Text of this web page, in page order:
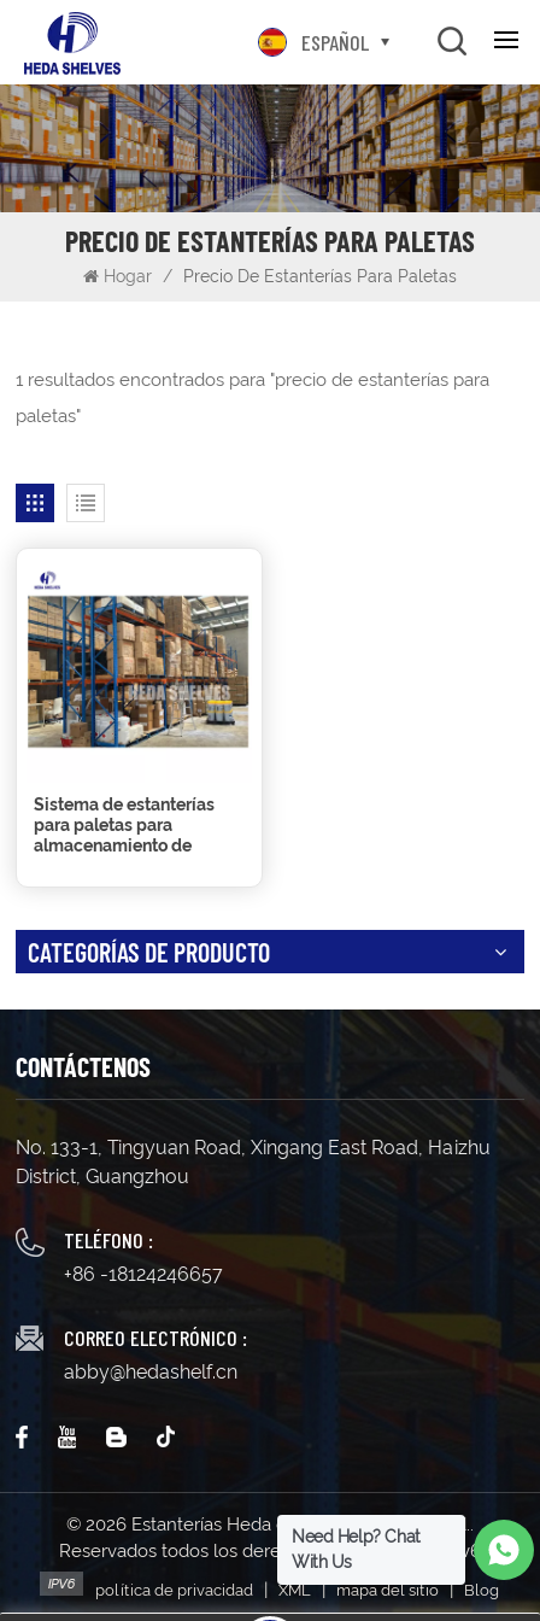
ESPAÑOL
PRECIO DE ESTANTERÍAS PARA PALETAS
Hogar / Precio De Estanterías Para Paletas
1 resultados encontrados para "precio de estanterías para
paletas"
Sistema de estanterías
para paletas para
almacenamiento de
almacén
CATEGORÍAS DE PRODUCTO
CONTÁCTENOS
No. 133-1, Tingyuan Road, Xingang East Road, Haizhu
District, Guangzhou
TELÉFONO :
+86 -18124246657
CORREO ELECTRÓNICO :
abby@hedashelf.cn
© 2026 Estanterías Heda de Guangzhou Co., Ltd..
Reservados todos los derechos . | Soporta red IPv6
política de privacidad | XML | mapa del sitio | Blog
Need Help? Chat
With Us